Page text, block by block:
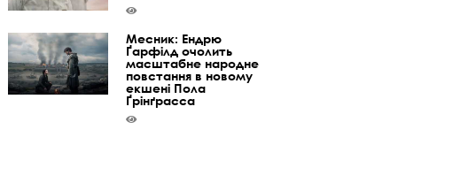
Месник: Ендрю
Ґарфілд очолить
масштабне народне
повстання в новому
екшені Пола
Ґрінґрасса